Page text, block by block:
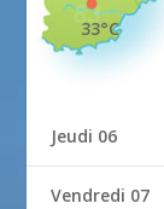
33°C
Jeudi 06
Vendredi 07